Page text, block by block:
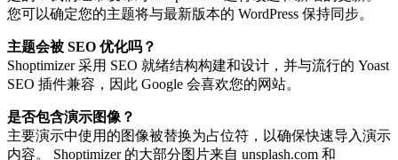
您可以确定您的主题将与最新版本的 WordPress 保持同步。
主题会被 SEO 优化吗？
Shoptimizer 采用 SEO 就绪结构构建和设计，并与流行的 Yoast
SEO 插件兼容，因此 Google 会喜欢您的网站。
是否包含演示图像？
主要演示中使用的图像被替换为占位符，以确保快速导入演示
内容。 Shoptimizer 的大部分图片来自 unsplash.com 和